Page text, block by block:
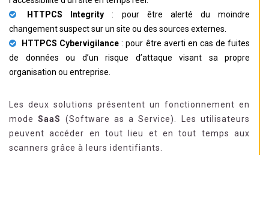
HTTPCS Integrity : pour être alerté du moindre
changement suspect sur un site ou des sources externes.
HTTPCS Cybervigilance : pour être averti en cas de fuites
de données ou d’un risque d’attaque visant sa propre
organisation ou entreprise.
Les deux solutions présentent un fonctionnement en
modeSaaS
(Software as a Service). Les utilisateurs
peuvent accéder en tout lieu et en tout temps aux
scanners grâce à leurs identifiants.